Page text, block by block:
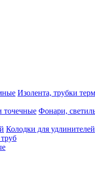
Изолента, трубки
точечные Фонари,
Колодки для удлинителей